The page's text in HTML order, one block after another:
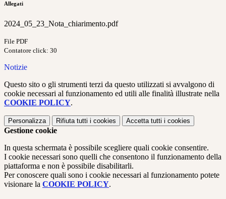
Allegati
2024_05_23_Nota_chiarimento.pdf
File PDF
Contatore click: 30
Notizie
Questo sito o gli strumenti terzi da questo utilizzati si avvalgono di
cookie necessari al funzionamento ed utili alle finalità illustrate nella
COOKIE POLICY.
Personalizza Rifiuta tutti i cookies Accetta tutti i cookies
Gestione cookie
In questa schermata è possibile scegliere quali cookie consentire.
I cookie necessari sono quelli che consentono il funzionamento della
piattaforma e non è possibile disabilitarli.
Per conoscere quali sono i cookie necessari al funzionamento potete
visionare la COOKIE POLICY.